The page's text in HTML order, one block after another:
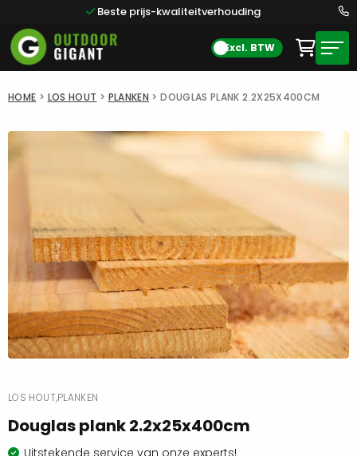
Beste prijs-kwaliteitverhouding
Excl. BTW
HOME > LOS HOUT > PLANKEN >DOUGLAS PLANK 2.2X25X400CM
LOS HOUT,PLANKEN
Douglas plank 2.2x25x400cm
Uitstekende service van onze experts!